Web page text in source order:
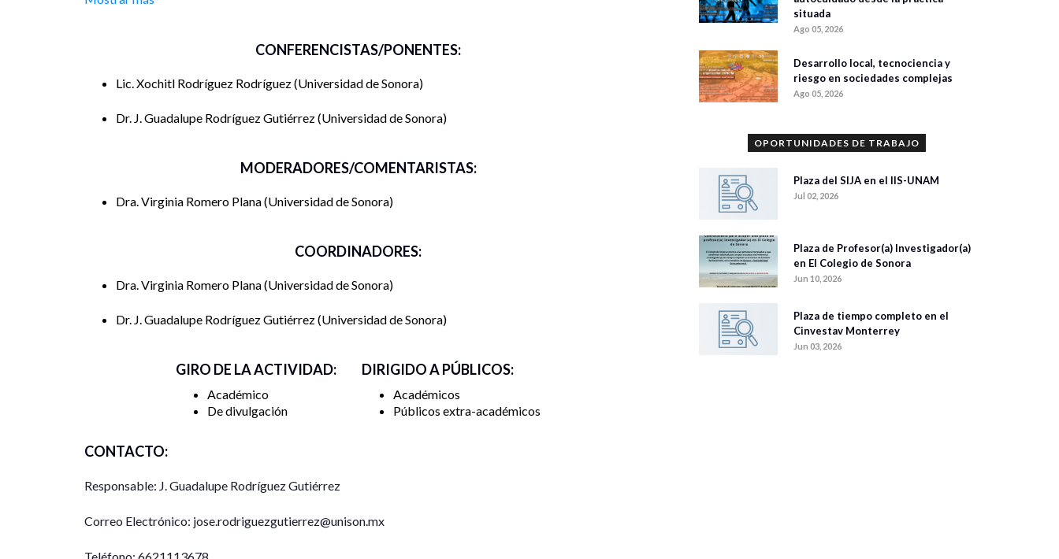
impuestos, menor número de trámites, fondos menores y esquemas amigables para pago de
micronegocio; menos aún impactar en los desafíos derivados de las condiciones socio-organizativas,
tradicionales para explicar y exponer que los emprendedores en la economía informal tendrían como
mujeres que hemos encuestado y entrevistado, perciben los micronegocios como espacios
Lugar del evento: https://maps.app.goo.gl/aN8HhafTHeyv3PCM7
Link para inscripciones y recibir constancia
CONFERENCISTAS/PONENTES:
Lic. Xochitl Rodríguez Rodríguez Universidad de Sonora
Dr. J. Guadalupe Rodríguez Gutiérrez Universidad de Sonora
MODERADORES/COMENTARISTAS:
Dra. Virginia Romero Plana Universidad de Sonora
COORDINADORES:
Dra. Virginia Romero Plana Universidad de Sonora
Dr. J. Guadalupe Rodríguez Gutiérrez Universidad de Sonora
GIRO DE LA ACTIVIDAD:
Académico
De divulgación
DIRIGIDO A PÚBLICOS:
Académicos
Públicos extra-académicos
CONTACTO:
Responsable: J. Guadalupe Rodríguez Gutiérrez
Correo Electrónico: jose.rodriguezgutierrez@unison.mx
Teléfono: 6621113678
situada
Ago 05, 2026
Desarrollo local, tecnociencia y
riesgo en sociedades complejas
Ago 05, 2026
OPORTUNIDADES DE TRABAJO
Plaza del SIJA en el IIS-UNAM
Jul 02, 2026
Plaza de Profesor(a) Investigador(a)
en El Colegio de Sonora
Jun 10, 2026
Plaza de tiempo completo en el
Cinvestav Monterrey
Jun 03, 2026